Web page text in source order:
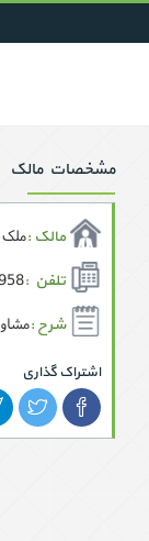
مشخصات مالک
مالک :ملک
تلفن :
شرح :
اشتراک گذاری